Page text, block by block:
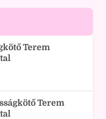
Terem
Terem